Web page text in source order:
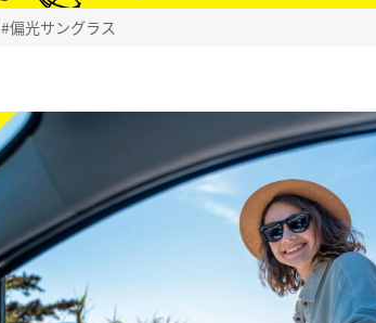
#偏光サングラス